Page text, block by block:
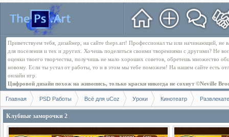
Приветствуем тебя, дизайнер, на сайте theps.art! Профессионал ты или начинающий,
для поселения и тех и других. Хочешь поделиться своими творениями с другими? Не
оценки твоего творчества, получишь не мало хороших советов, обретешь множество
новому. Если ты устал от работы, то и в этом мы тебе поможем! На нашем сайте есть
онлайн игр.
Цифровой дизайн похож на живопись, только краски никогда не сохнут ©Neville
Главная PSD Работы Всё для uCoz Уроки Кинотеатр
Клубные заморочки 2